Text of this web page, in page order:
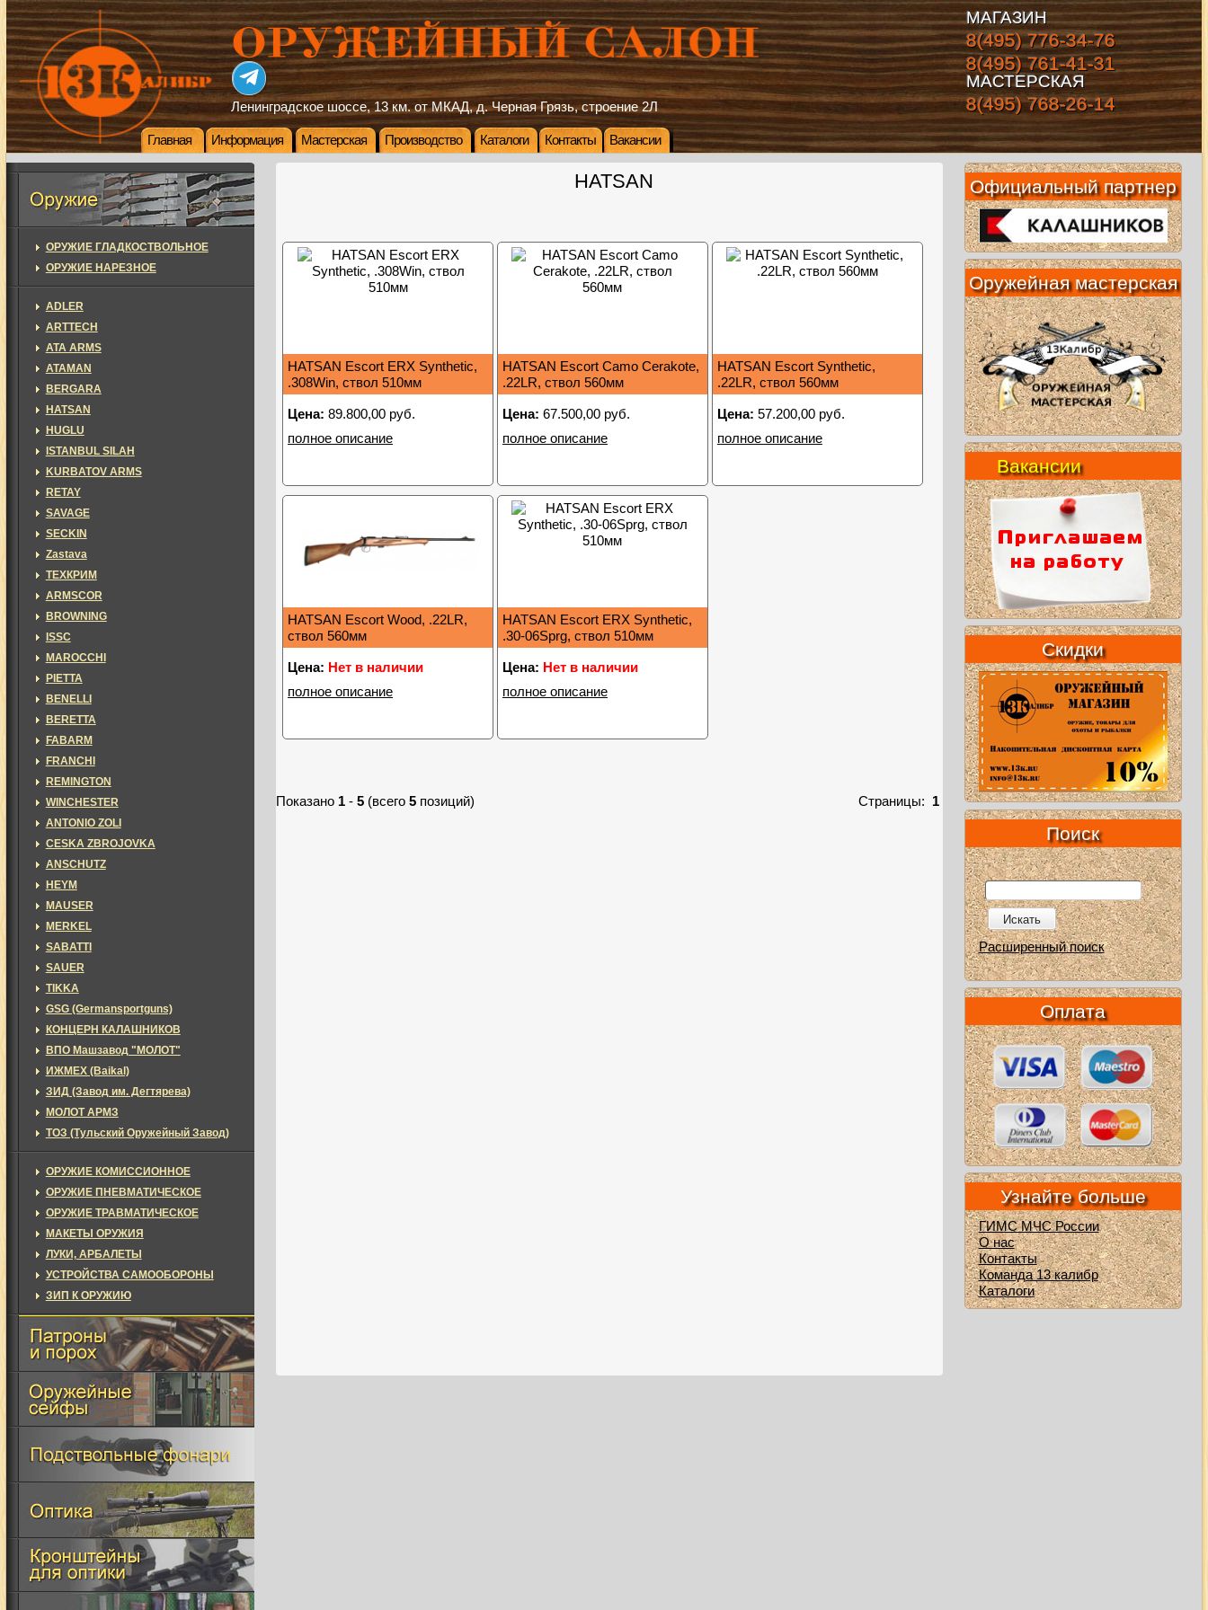
Ленинградское шоссе, 13 км. от МКАД, д. Черная Грязь, строение 2Л
МАГАЗИН
8(495) 776-34-76
8(495) 761-41-31
МАСТЕРСКАЯ
8(495) 768-26-14
Главная Информация Мастерская Производство Каталоги Контакты Вакансии
HATSAN
HATSAN Escort ERX Synthetic,
.308Win, ствол 510мм
Цена: 89.800,00 руб.
полное описание
HATSAN Escort Camo Cerakote,
.22LR, ствол 560мм
Цена: 67.500,00 руб.
полное описание
HATSAN Escort Synthetic,
.22LR, ствол 560мм
Цена: 57.200,00 руб.
полное описание
HATSAN Escort Wood, .22LR,
ствол 560мм
Цена: Нет в наличии
полное описание
HATSAN Escort ERX Synthetic,
.30-06Sprg, ствол 510мм
Цена: Нет в наличии
полное описание
Страницы: 1
Показано 1- 5(всего 5позиций)
ОРУЖИЕ ГЛАДКОСТВОЛЬНОЕ
ОРУЖИЕ НАРЕЗНОЕ
ADLER
ARTTECH
ATA ARMS
ATAMAN
BERGARA
HATSAN
HUGLU
ISTANBUL SILAH
KURBATOV ARMS
RETAY
SAVAGE
SECKIN
Zastava
ТЕХКРИМ
ARMSCOR
BROWNING
ISSC
MAROCCHI
PIETTA
BENELLI
BERETTA
FABARM
FRANCHI
REMINGTON
WINCHESTER
ANTONIO ZOLI
CESKA ZBROJOVKA
ANSCHUTZ
HEYM
MAUSER
MERKEL
SABATTI
SAUER
TIKKA
GSG (Germansportguns)
КОНЦЕРН КАЛАШНИКОВ
ВПО Машзавод "МОЛОТ"
ИЖМЕХ (Baikal)
ЗИД (Завод им. Дегтярева)
МОЛОТ АРМЗ
ТОЗ (Тульский Оружейный Завод)
ОРУЖИЕ КОМИССИОННОЕ
ОРУЖИЕ ПНЕВМАТИЧЕСКОЕ
ОРУЖИЕ ТРАВМАТИЧЕСКОЕ
МАКЕТЫ ОРУЖИЯ
ЛУКИ, АРБАЛЕТЫ
УСТРОЙСТВА САМООБОРОНЫ
ЗИП К ОРУЖИЮ
Официальный партнер
Оружейная мастерская
Вакансии
Скидки
Поиск
Искать
Расширенный поиск
Оплата
Узнайте больше
ГИМС МЧС России
О нас
Контакты
Команда 13 калибр
Каталоги